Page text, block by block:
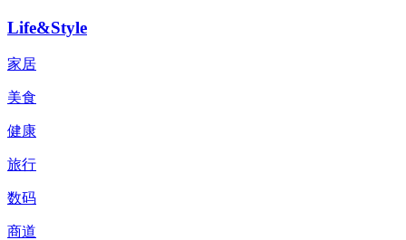
Life&Style
家居
美食
健康
旅行
数码
商道